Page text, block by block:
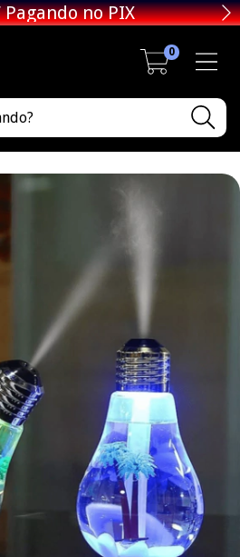
Pagando no PIX
0